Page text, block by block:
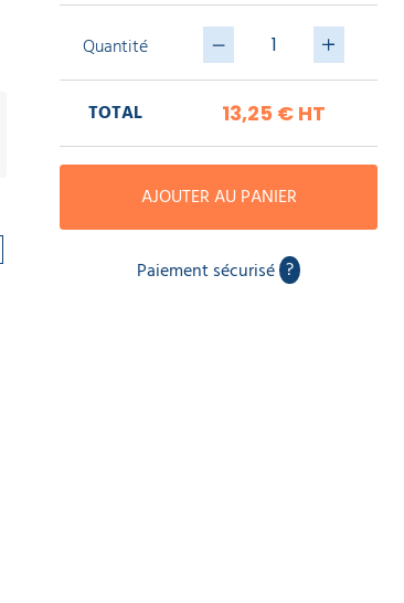
Quantité
TOTAL 13,25 € HT
AJOUTER AU PANIER
Paiement sécurisé ?